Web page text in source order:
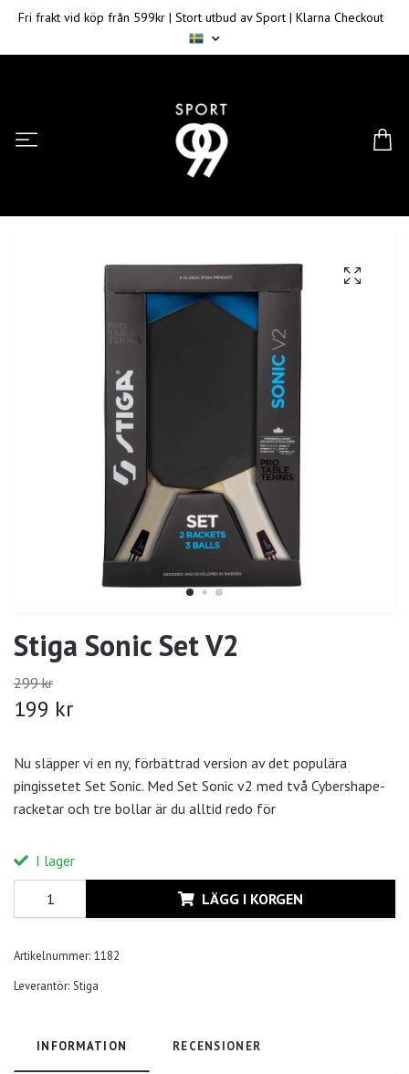
Fri frakt vid köp från 599kr | Stort utbud av Sport | Klarna Checkout
Stiga Sonic Set V2
299 kr
199 kr
Nu släpper vi en ny, förbättrad version av det populära
pingissetet Set Sonic. Med Set Sonic v2 med två Cybershape-
racketar och tre bollar är du alltid redo för
I lager
LÄGG I KORGEN
Artikelnummer: 1182
Leverantör: Stiga
INFORMATION RECENSIONER